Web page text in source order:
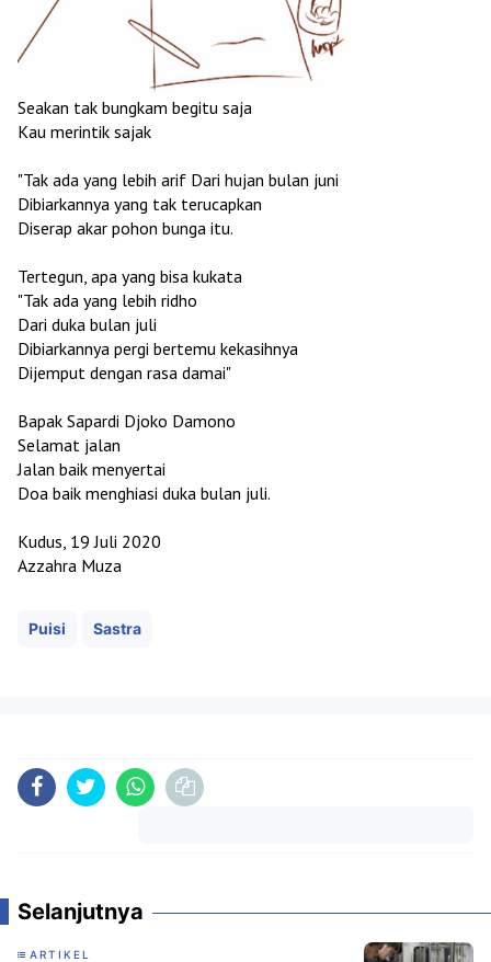
Seakan tak bungkam begitu saja
Kau merintik sajak
"Tak ada yang lebih arif Dari hujan bulan juni
Dibiarkannya yang tak terucapkan
Diserap akar pohon bunga itu.
Tertegun, apa yang bisa kukata
"Tak ada yang lebih ridho
Dari duka bulan juli
Dibiarkannya pergi bertemu kekasihnya
Dijemput dengan rasa damai"
Bapak Sapardi Djoko Damono
Selamat jalan
Jalan baik menyertai
Doa baik menghiasi duka bulan juli.
Kudus, 19 Juli 2020
Azzahra Muza
Puisi Sastra
Selanjutnya
ARTIKEL